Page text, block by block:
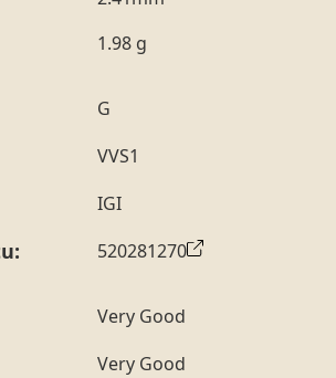
telefonického ověření, které z naší
velikosti tohoto konkrétního
1.98 g
G
VVS1
IGI
520281270
Very Good
Very Good